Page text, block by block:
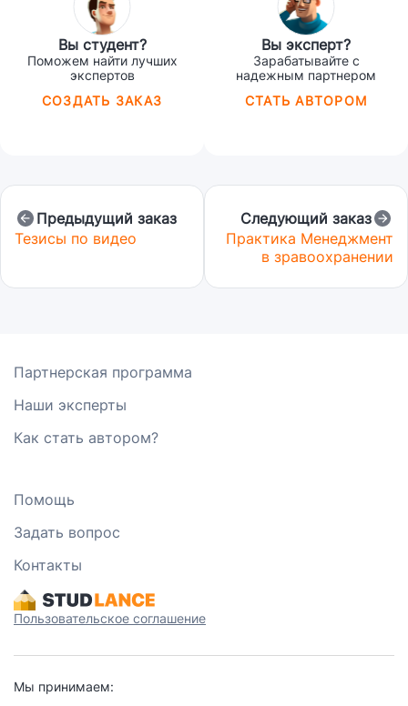
Вы студент?
Поможем найти лучших
экспертов
СОЗДАТЬ ЗАКАЗ
Вы эксперт?
Зарабатывайте с
надежным партнером
СТАТЬ АВТОРОМ
Предыдущий заказ
Тезисы по видео
Следующий заказ
Практика Менеджмент
в зравоохранении
Партнерская программа
Наши эксперты
Как стать автором?
Помощь
Задать вопрос
Контакты
Пользовательское соглашение
Мы принимаем: